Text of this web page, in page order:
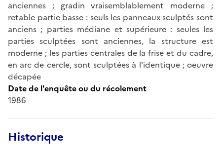
anciennes ; gradin vraisemblablement moderne ;
retable partie basse : seuls les panneaux sculptés sont
anciens ; parties médiane et supérieure : seules les
parties sculptées sont anciennes, la structure est
moderne ; les parties centrales de la frise et du cadre,
en arc de cercle, sont sculptées à l'identique ; oeuvre
décapée
Date de l'enquête ou du récolement
1986
Historique